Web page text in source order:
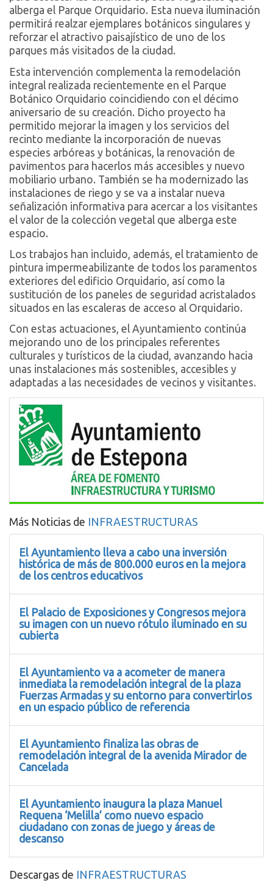
alberga el Parque Orquidario. Esta nueva iluminación
permitirá realzar ejemplares botánicos singulares y
reforzar el atractivo paisajístico de uno de los
parques más visitados de la ciudad.
Esta intervención complementa la remodelación
integral realizada recientemente en el Parque
Botánico Orquidario coincidiendo con el décimo
aniversario de su creación. Dicho proyecto ha
permitido mejorar la imagen y los servicios del
recinto mediante la incorporación de nuevas
especies arbóreas y botánicas, la renovación de
pavimentos para hacerlos más accesibles y nuevo
mobiliario urbano. También se ha modernizado las
instalaciones de riego y se va a instalar nueva
señalización informativa para acercar a los visitantes
el valor de la colección vegetal que alberga este
espacio.
Los trabajos han incluido, además, el tratamiento de
pintura impermeabilizante de todos los paramentos
exteriores del edificio Orquidario, así como la
sustitución de los paneles de seguridad acristalados
situados en las escaleras de acceso al Orquidario.
Con estas actuaciones, el Ayuntamiento continúa
mejorando uno de los principales referentes
culturales y turísticos de la ciudad, avanzando hacia
unas instalaciones más sostenibles, accesibles y
adaptadas a las necesidades de vecinos y visitantes.
Más Noticias de INFRAESTRUCTURAS
El Ayuntamiento lleva a cabo una inversión
histórica de más de 800.000 euros en la mejora
de los centros educativos
El Palacio de Exposiciones y Congresos mejora
su imagen con un nuevo rótulo iluminado en su
cubierta
El Ayuntamiento va a acometer de manera
inmediata la remodelación integral de la plaza
Fuerzas Armadas y su entorno para convertirlos
en un espacio público de referencia
El Ayuntamiento finaliza las obras de
remodelación integral de la avenida Mirador de
Cancelada
El Ayuntamiento inaugura la plaza Manuel
Requena ‘Melilla’ como nuevo espacio
ciudadano con zonas de juego y áreas de
descanso
Descargas de INFRAESTRUCTURAS